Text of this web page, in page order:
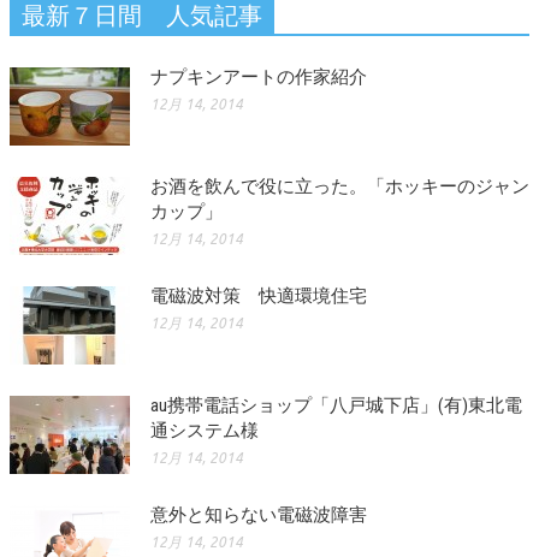
最新７日間 人気記事
ナプキンアートの作家紹介
12月 14, 2014
お酒を飲んで役に立った。「ホッキーのジャン
カップ」
12月 14, 2014
電磁波対策 快適環境住宅
12月 14, 2014
au携帯電話ショップ「八戸城下店」(有)東北電
通システム様
12月 14, 2014
意外と知らない電磁波障害
12月 14, 2014